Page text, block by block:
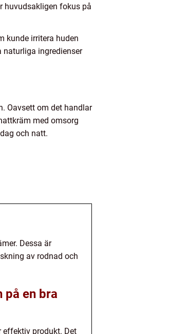
huvudsakligen fokus på
kunde irritera huden
naturliga ingredienser
Oavsett om det handlar
med omsorg
och natt.
Dessa är
av rodnad och
på en bra
effektiv produkt. Det